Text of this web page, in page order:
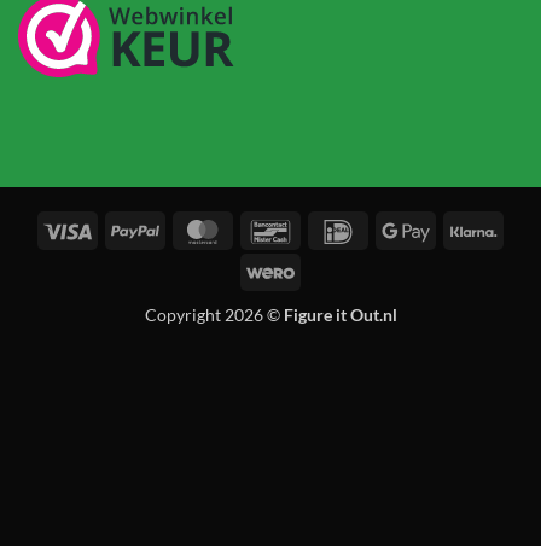
Visa PayPal MasterCardBancontactIDeal
Google
Wero
Copyright 2026 © Figure it Out.nl